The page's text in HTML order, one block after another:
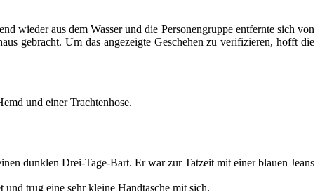
wieder aus dem Wasser und die Personengruppe entfernte sich von
gebracht. Um das angezeigte Geschehen zu verifizieren, hofft die
und einer Trachtenhose.
dunklen Drei-Tage-Bart. Er war zur Tatzeit mit einer blauen Jeans
trug eine sehr kleine Handtasche mit sich.